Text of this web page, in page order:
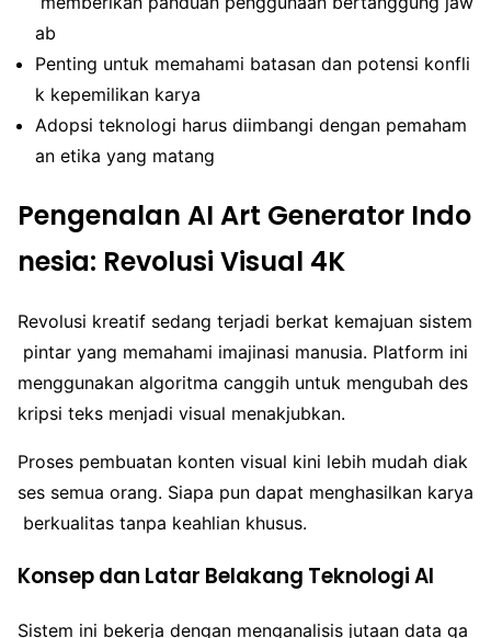
ab
Penting untuk memahami batasan dan potensi konfli
k kepemilikan karya
Adopsi teknologi harus diimbangi dengan pemaham
an etika yang matang
Pengenalan AI Art Generator Indo
nesia: Revolusi Visual 4K
Revolusi kreatif sedang terjadi berkat kemajuan sistem
pintar yang memahami imajinasi manusia. Platform ini
menggunakan algoritma canggih untuk mengubah des
kripsi teks menjadi visual menakjubkan.
Proses pembuatan konten visual kini lebih mudah diak
ses semua orang. Siapa pun dapat menghasilkan karya
berkualitas tanpa keahlian khusus.
Konsep dan Latar Belakang Teknologi AI
Sistem ini bekerja dengan menganalisis jutaan data ga